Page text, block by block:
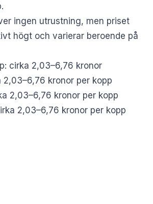
ingen utrustning, men priset
högt och varierar beroende på
cirka 2,03–6,76 kronor
2,03–6,76 kronor per kopp
2,03–6,76 kronor per kopp
2,03–6,76 kronor per kopp